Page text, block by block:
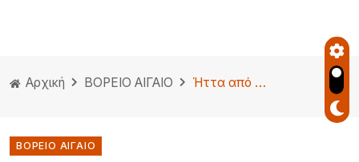
Αρχική ΒΟΡΕΙΟ ΑΙΓΑΙΟ Ήττα από την ΕΠΣ Μακεδονίας και 4η θέση για τη Μικτή Λέσβου Κ15.
ΒΟΡΕΙΟ ΑΙΓΑΙΟ